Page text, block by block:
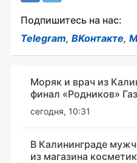
Подпишитесь на нас:
Telegram, ВКонтакте,
Моряк и врач из
финал «Родников»
сегодня, 10:31
В Калининграде
из магазина